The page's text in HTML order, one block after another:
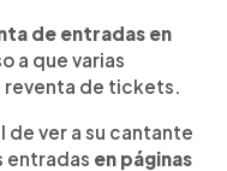
de entradas en
a que varias
reventa de tickets.
ver a su cantante
entradas en páginas